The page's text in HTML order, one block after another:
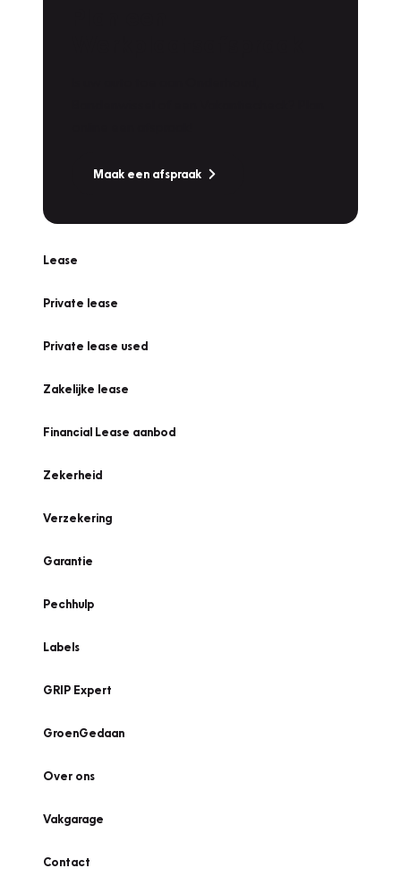
Maak een afspraak
Lease
Private lease
Private lease used
Zakelijke lease
Financial Lease aanbod
Zekerheid
Verzekering
Garantie
Pechhulp
Labels
GRIP Expert
GroenGedaan
Over ons
Vakgarage
Contact